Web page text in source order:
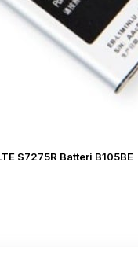
S7275R Batteri B105BE